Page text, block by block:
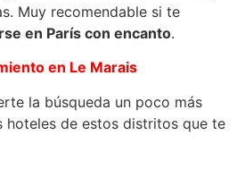
Muy recomendable si te
en París con encanto.
en Le Marais
la búsqueda un poco más
hoteles de estos distritos que te